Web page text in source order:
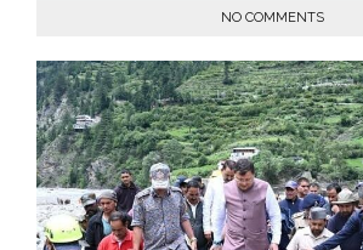
NO COMMENTS